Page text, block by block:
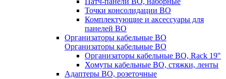
Точки консолидации ВО
Комплектующие и аксессуары для
панелей ВО
Организаторы кабельные ВО
Организаторы кабельные ВО
Организаторы кабельные ВО, Rack 19"
Хомуты кабельные ВО, стяжки, ленты
Адаптеры ВО, розеточные